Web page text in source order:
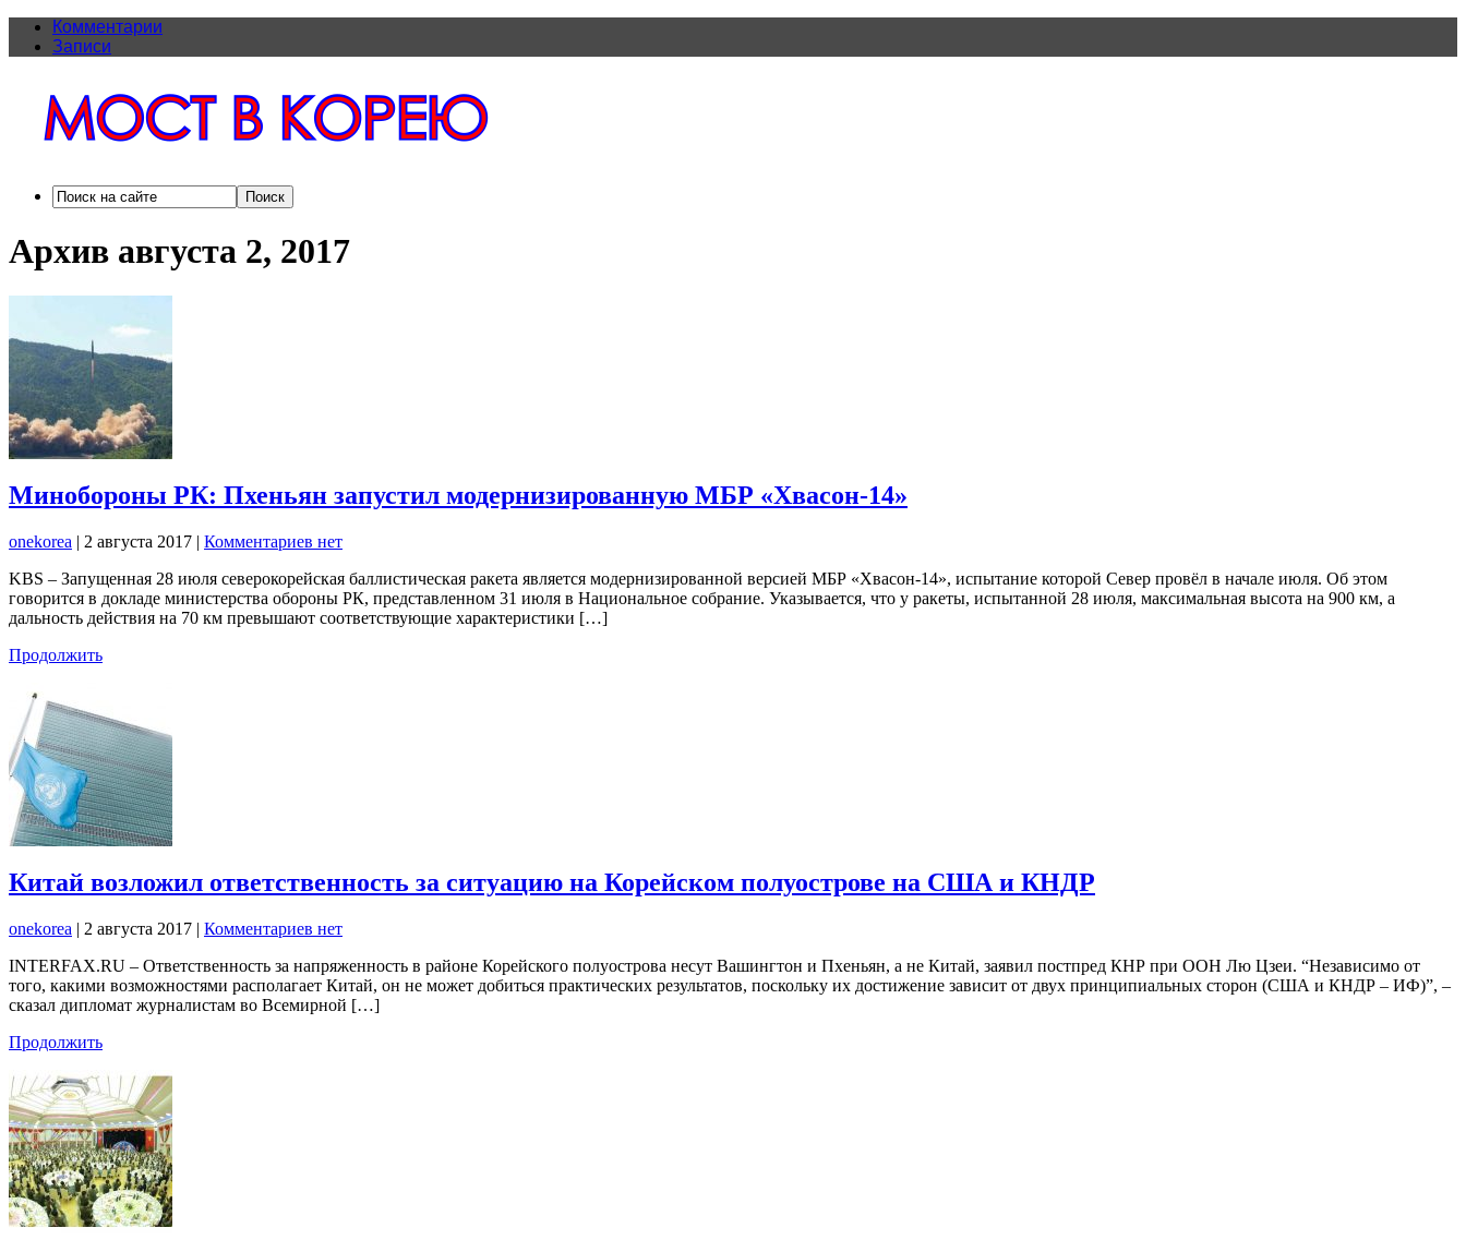
Комментарии
Записи
Архив августа 2, 2017
Минобороны РК: Пхеньян запустил модернизированную МБР «Хвасон-14»
onekorea | 2 августа 2017 | Комментариев нет
KBS – Запущенная 28 июля северокорейская баллистическая ракета является модернизированной версией МБР «Хвасон-14», испытание которой Север провёл в начале июля. Об этом
говорится в докладе министерства обороны РК, представленном 31 июля в Национальное собрание. Указывается, что у ракеты, испытанной 28 июля, максимальная высота на 900 км, а
дальность действия на 70 км превышают соответствующие характеристики […]
Продолжить
Китай возложил ответственность за ситуацию на Корейском полуострове на США и КНДР
onekorea | 2 августа 2017 | Комментариев нет
INTERFAX.RU – Ответственность за напряженность в районе Корейского полуострова несут Вашингтон и Пхеньян, а не Китай, заявил постпред КНР при ООН Лю Цзеи. “Независимо от
того, какими возможностями располагает Китай, он не может добиться практических результатов, поскольку их достижение зависит от двух принципиальных сторон (США и КНДР – ИФ)”, –
сказал дипломат журналистам во Всемирной […]
Продолжить